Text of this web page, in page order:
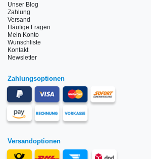
Unser Blog
Zahlung
Versand
Häufige Fragen
Mein Konto
Wunschliste
Kontakt
Newsletter
Zahlungsoptionen
Versandoptionen